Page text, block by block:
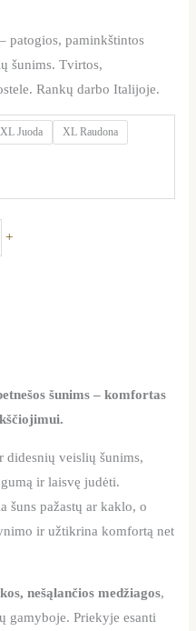
patogios, paminkštintos
šunims. Tvirtos,
Rankų darbo Italijoje.
XL Juoda
XL Raudona
+
šunims – komfortas
didesnių veislių šunims,
ir laisvę judėti.
šuns pažastų ar kaklo, o
ir užtikrina komfortą net
nešąlančios medžiagos,
gamyboje. Priekyje esanti